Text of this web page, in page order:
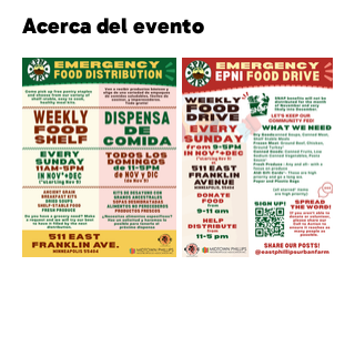
Acerca del evento